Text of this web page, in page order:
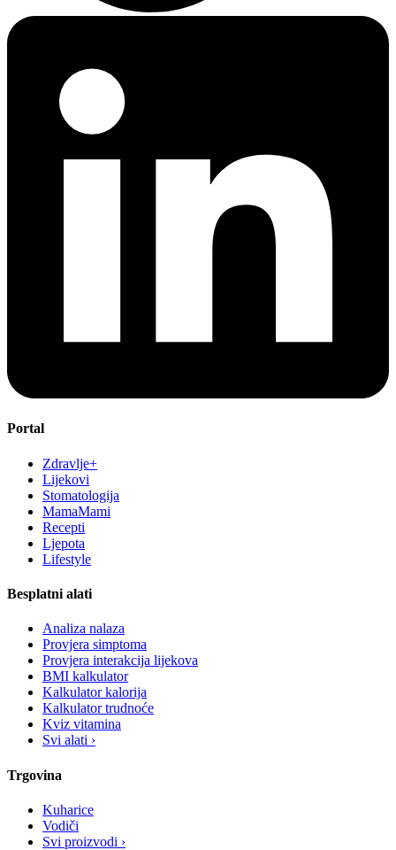
Portal
Zdravlje+
Lijekovi
Stomatologija
MamaMami
Recepti
Ljepota
Lifestyle
Besplatni alati
Analiza nalaza
Provjera simptoma
Provjera interakcija lijekova
BMI kalkulator
Kalkulator kalorija
Kalkulator trudnoće
Kviz vitamina
Svi alati ›
Trgovina
Kuharice
Vodiči
Svi proizvodi ›